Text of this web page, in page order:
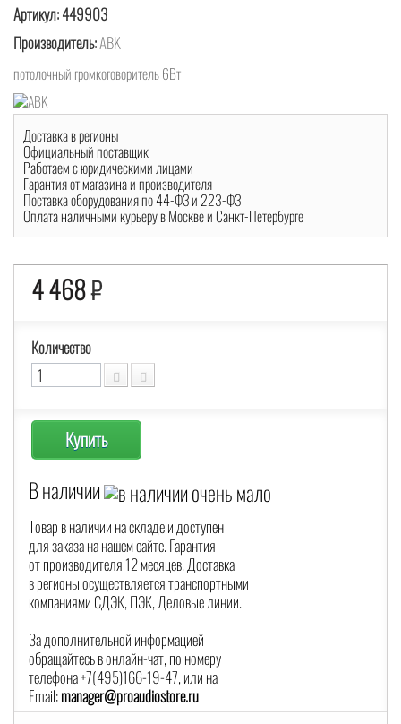
Артикул:449903
Производитель:ABK
потолочный громкоговоритель 6Вт
Доставка в регионы
Официальный поставщик
Работаем с юридическими лицами
Гарантия от магазина и производителя
Поставка оборудования по 44-ФЗ и 223-ФЗ
Оплата наличными курьеру в Москве и Санкт-Петербурге
4 468₽
Количество
Купить
В наличии
Товар в наличии на складе и доступен
для заказа на нашем сайте. Гарантия
от производителя 12 месяцев. Доставка
в регионы осуществляется транспортными
компаниями СДЭК, ПЭК, Деловые линии.
За дополнительной информацией
обращайтесь в онлайн-чат, по номеру
телефона +7(495)166-19-47, или на
Email:manager@proaudiostore.ru